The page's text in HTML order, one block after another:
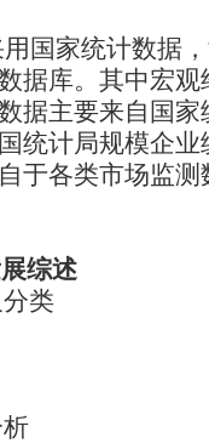
家统计数据，
据库。其中宏
据主要来自国
统计局规模企
于各类市场监测
综述
类